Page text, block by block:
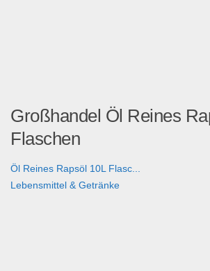
Großhandel Öl Reines
Flaschen
Öl Reines Rapsöl 10L Flasc...
Lebensmittel & Getränke